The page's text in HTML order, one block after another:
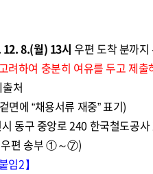
8.(월) 13시 우편 도착 분까지
려하여 충분히 여유를 두고 제출
처
면에 “채용서류 재중” 표기)
동구 중앙로 240 한국철도공
우편 송부 ①～⑦)
2】